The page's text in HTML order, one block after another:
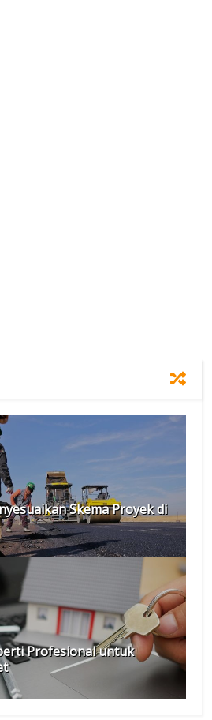
Skema Proyek di
Profesional untuk